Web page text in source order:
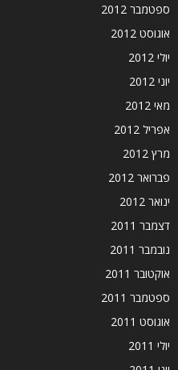
ספטמבר 2012
אוגוסט 2012
יולי 2012
יוני 2012
מאי 2012
אפריל 2012
מרץ 2012
פברואר 2012
ינואר 2012
דצמבר 2011
נובמבר 2011
אוקטובר 2011
ספטמבר 2011
אוגוסט 2011
יולי 2011